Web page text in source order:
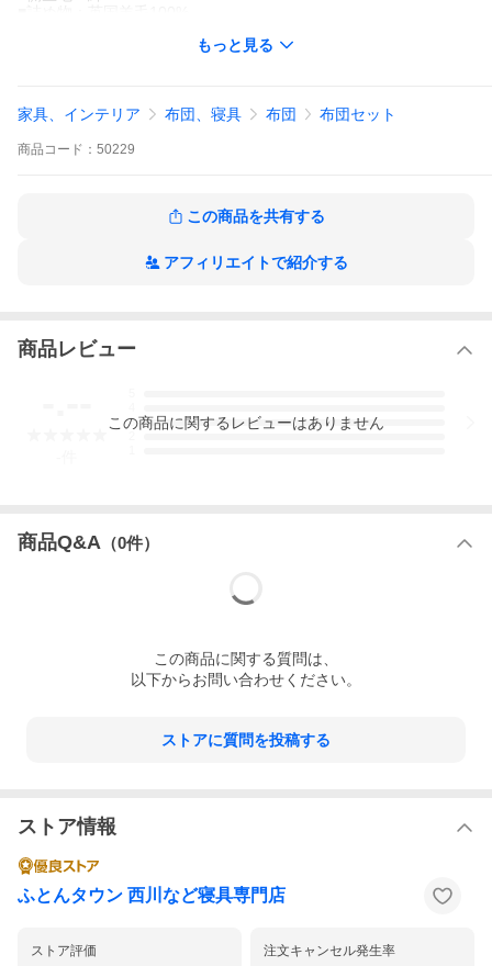
■サイズ：ダブルサイズ140×210cm
※お知らせ
2025年2月3日
敷き布団
もっと見る
家具、インテリア 布団、寝具 布団 布団セット
商品 コード： 50229
この商品を共有する
アフィリエイトで紹介する
商品レビュー
3
この商品に関するレビューはありません
商品Q&A （0件）
この商品に関する質問は、
以下からお問い合わせください。
ストアに質問を投稿する
ストア情報
ふとんタウン 西川など寝具専門店
ストア評価 注文キャンセル発生率